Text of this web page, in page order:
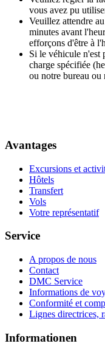
vous avez pu
Veuillez attendre
minutes avant
efforçons d'être à
Si le véhicule n'est
charge spécifiée
ou notre bureau ou
Avantages
Excursions et
Hôtels
Transfert
Vols
Votre représentatif
Service
A propos de nous
Contact
DMC Service
Informations de
Conformité et
Lignes directrices,
Informationen